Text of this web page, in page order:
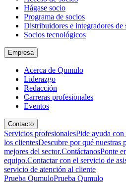
Hágase socio
Programa de socios
Distribuidores e integradores de
Socios tecnológicos
Empresa
Acerca de Qumulo
Liderazgo
Redacción
Carreras profesionales
Eventos
Contacto
Servicios profesionalesPide ayuda
los clientesDescubre por qué nuestras
mejores del sector.ContáctanosPonte
equipo.Contactar con el servicio de
servicio de atención al cliente
Prueba QumuloPrueba Qumulo